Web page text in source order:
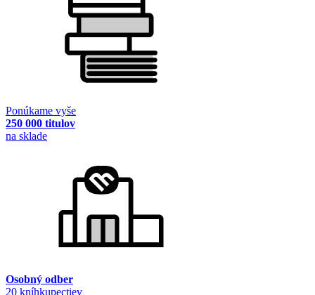
Ponúkame vyše
250 000 titulov
na sklade
Osobný odber
20 kníhkupectiev